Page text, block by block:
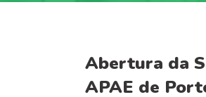
Abertura da
APAE de